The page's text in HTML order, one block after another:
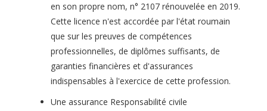
en son propre nom, n° 2107 rénouvelée en 2019.
Cette licence n'est accordée par l'état roumain
que sur les preuves de compétences
professionnelles, de diplômes suffisants, de
garanties financières et d'assurances
indispensables à l'exercice de cette profession.
Une assurance Responsabilité civile